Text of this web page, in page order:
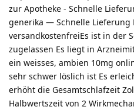
zur Apotheke - Schnelle
generika — Schnelle Lieferung
versandkostenfreiEs ist in der
zugelassen Es liegt in
ein weisses, ambien 10mg
sehr schwer löslich ist Es
erhöht die Gesamtschlafzeit
Halbwertszeit von 2